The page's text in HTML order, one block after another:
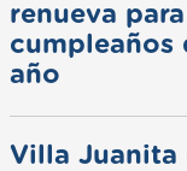
renueva
cumpleaños
año
Villa Juanita